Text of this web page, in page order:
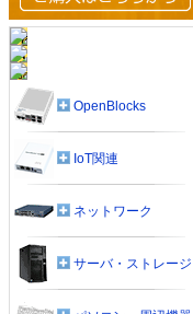
OpenBlocks
IoT関連
ネットワーク
サーバ・ストレージ